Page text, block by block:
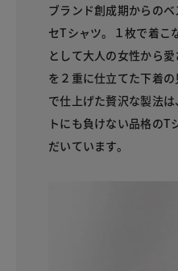
ブランド創成期からの
セTシャツ。１枚で着こ
として大人の女性から
を２重に仕立てた下着
で仕上げた贅沢な製法
トにも負けない品格のT
だいています。